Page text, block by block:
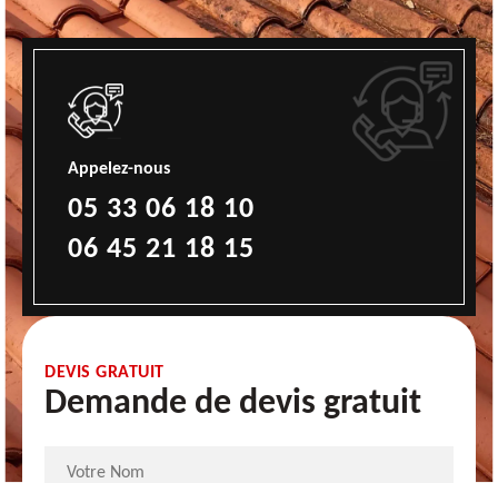
Appelez-nous
05 33 06 18 10
06 45 21 18 15
DEVIS GRATUIT
Demande de devis gratuit